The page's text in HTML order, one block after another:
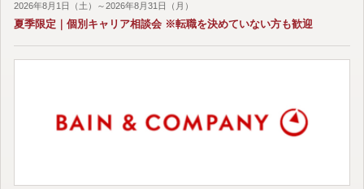
2026年8月1日（土）～2026年8月31日（月）
夏季限定｜個別キャリア相談会 ※転職を決めていない方も歓迎